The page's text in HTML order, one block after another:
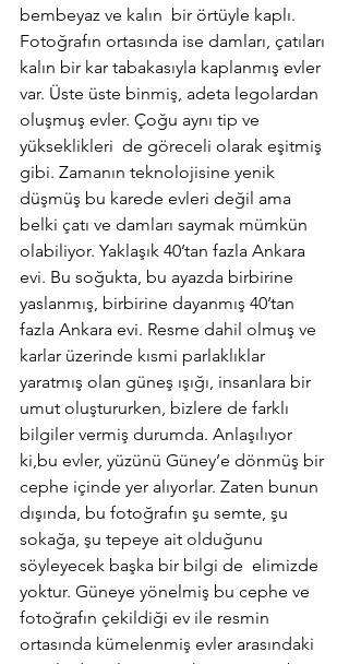
bembeyaz ve kalın  bir örtüyle kaplı.
Fotoğrafın ortasında ise damları, çatıları
kalın bir kar tabakasıyla kaplanmış evler
var. Üste üste binmiş, adeta legolardan
oluşmuş evler. Çoğu aynı tip ve
yükseklikleri  de göreceli olarak eşitmiş
gibi. Zamanın teknolojisine yenik
düşmüş bu karede evleri değil ama
belki çatı ve damları saymak mümkün
olabiliyor. Yaklaşık 40’tan fazla Ankara
evi. Bu soğukta, bu ayazda birbirine
yaslanmış, birbirine dayanmış 40’tan
fazla Ankara evi. Resme dahil olmuş ve
karlar üzerinde kısmi parlaklıklar
yaratmış olan güneş ışığı, insanlara bir
umut oluştururken, bizlere de farklı
bilgiler vermiş durumda. Anlaşılıyor
ki,bu evler, yüzünü Güney’e dönmüş bir
cephe içinde yer alıyorlar. Zaten bunun
dışında, bu fotoğrafın şu semte, şu
sokağa, şu tepeye ait olduğunu
söyleyecek başka bir bilgi de  elimizde
yoktur. Güneye yönelmiş bu cephe ve
fotoğrafın çekildiği ev ile resmin
ortasında kümelenmiş evler arasındaki